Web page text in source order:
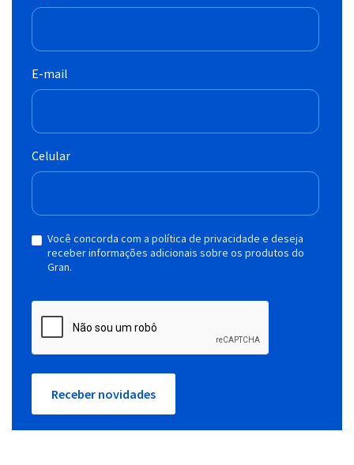
E-mail
Celular
Você concorda com a política de privacidade e deseja
receber informações adicionais sobre os produtos do
Gran.
Receber novidades